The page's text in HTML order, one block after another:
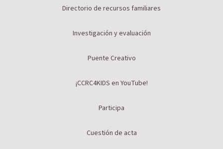
Directorio de recursos familiares
Investigación y evaluación
Puente Creativo
¡CCRC4KIDS en YouTube!
Participa
Cuestión de acta